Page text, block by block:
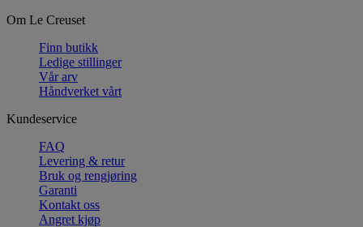
Om Le Creuset
Finn butikk
Ledige stillinger
Vår arv
Håndverket vårt
Kundeservice
FAQ
Levering & retur
Bruk og rengjøring
Garanti
Kontakt oss
Angret kjøp